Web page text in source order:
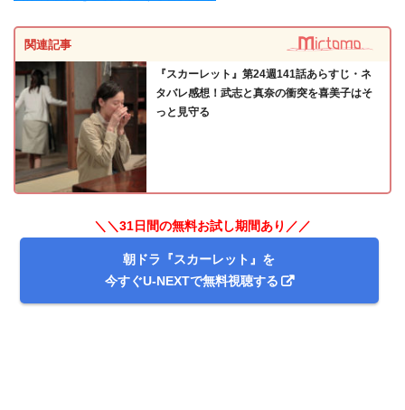
関連記事
『スカーレット』第24週141話あらすじ・ネ
タバレ感想！武志と真奈の衝突を喜美子はそ
っと見守る
＼＼31日間の無料お試し期間あり／／
朝ドラ『スカーレット』を
今すぐU-NEXTで無料視聴する